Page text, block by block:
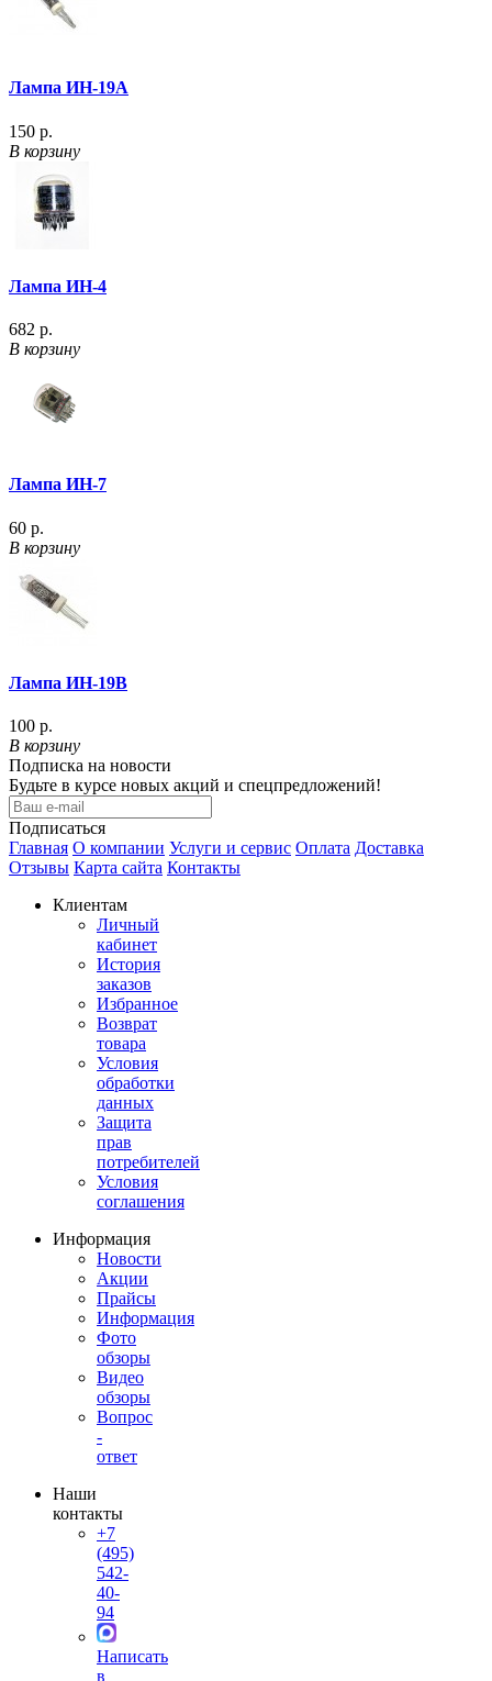
Лампа ИН-19А
150 р.
В корзину
Лампа ИН-4
682 р.
В корзину
Лампа ИН-7
60 р.
В корзину
Лампа ИН-19В
100 р.
В корзину
Подписка на новости
Будьте в курсе новых акций и спецпредложений!
Подписаться
Главная О компании Услуги и сервис Оплата Доставка
Отзывы Карта сайта Контакты
Клиентам
Личный
кабинет
История
заказов
Избранное
Возврат
товара
Условия
обработки
данных
Защита
прав
потребителей
Условия
соглашения
Информация
Новости
Акции
Прайсы
Информация
Фото
обзоры
Видео
обзоры
Вопрос
-
ответ
Наши
контакты
+7
(495)
542-
40-
94
Написать
в